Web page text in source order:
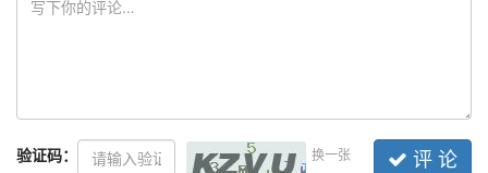
验证码： 换一张 评 论